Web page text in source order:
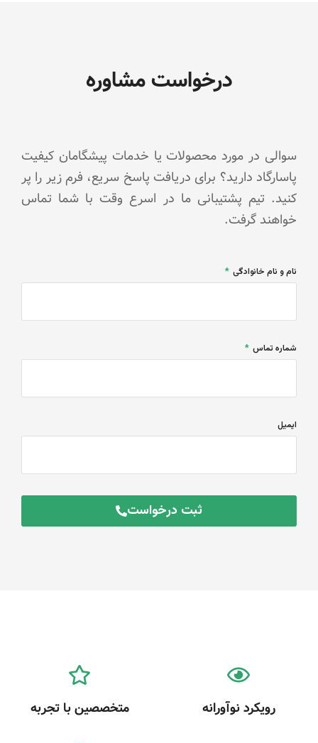
دوره های
آموزشی عناوین
دوره های
درخواست مشاوره
سوالی در مورد محصولات یا خدمات پیشگامان کیفیت
پاسارگاد دارید؟ برای دریافت پاسخ سریع، فرم زیر را پر
کنید. تیم پشتیبانی ما در اسرع وقت با شما تماس
خواهند گرفت.
نام و نام خانوادگی
شماره تماس
ایمیل
ثبت درخواست
رویکرد نوآورانه متخصصین با تجربه